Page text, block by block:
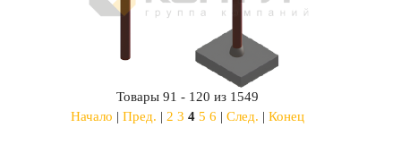
Товары 91 - 120 из 1549
Начало | Пред. | 2 3 4 5 6 | След. | Конец